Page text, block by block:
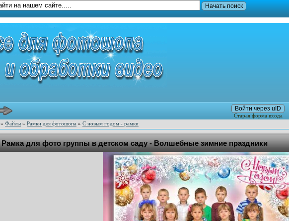
Войти через uID
Старая форма входа
» Файлы » Рамки для фотошопа » С новым годом - рамки
Рамка для фото группы в детском саду - Волшебные зимние праздники